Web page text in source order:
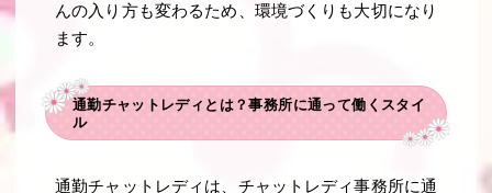
んの入り方も変わるため、環境づくりも大切になり
ます。
通勤チャットレディとは？事務所に通って働くスタイ
ル
通勤チャットレディは、チャットレディ事務所に通